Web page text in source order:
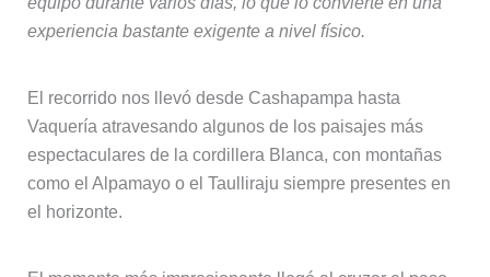
Vaquería atravesando algunos de los paisajes más
espectaculares de la cordillera Blanca, con montañas
el horizonte.
El momento más impresionante llegó al cruzar el paso
Punta Unión (4.750 m)
, donde las vistas del valle y